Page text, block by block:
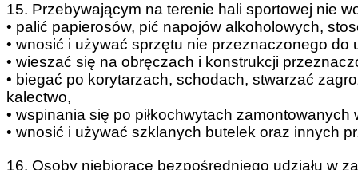
15. Przebywającym na terenie hali sportowej nie
• palić papierosów, pić napojów alkoholowych,
• wnosić i używać sprzętu nie przeznaczonego do
• wieszać się na obręczach i konstrukcji
• biegać po korytarzach, schodach, stwarzać
kalectwo,
• wspinania się po piłkochwytach zamontowanych
• wnosić i używać szklanych butelek oraz innych
16. Osoby niebiorące bezpośredniego udziału w